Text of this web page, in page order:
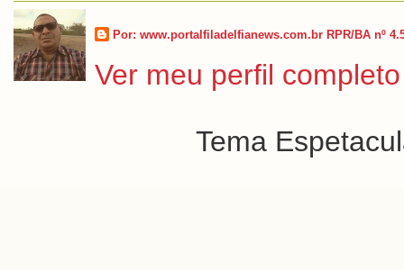
Por: www.portalfiladelfianews.com.br RPR/BA nº
Ver meu perfil completo
Tema